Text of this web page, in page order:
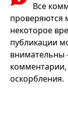
Все
проверяются
некоторое
публикации
внимательны
оскорбления.